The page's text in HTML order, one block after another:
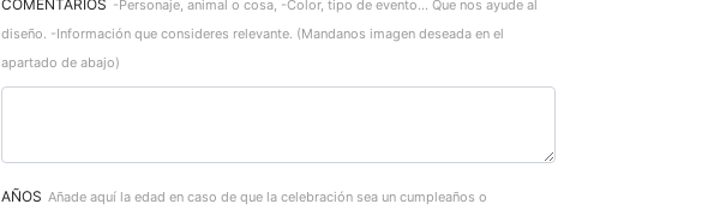
COMENTARIOS -Personaje, animal o cosa, -Color, tipo de evento... Que nos ayude al
diseño. -Información que consideres relevante. (Mandanos imagen deseada en el
apartado de abajo)
AÑOS Añade aquí la edad en caso de que la celebración sea un cumpleaños o